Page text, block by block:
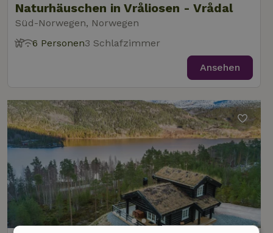
Naturhäuschen in Vråliosen - Vrådal
Süd-Norwegen, Norwegen
6 Personen3 Schlafzimmer
Ansehen